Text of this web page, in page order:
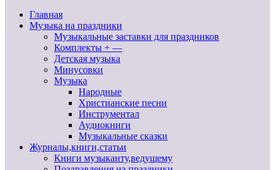
Главная
Музыка на праздники
Музыкальные заставки для праздников
Комплекты + —
Детская музыка
Минусовки
Музыка
Народные
Христианские песни
Инструментал
Аудиокниги
Музыкальные сказки
Журналы,книги,статьи
Книги музыканту,ведущему